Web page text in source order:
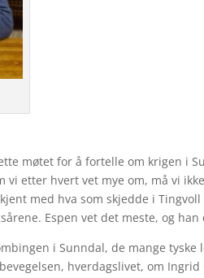
møtet for å fortelle om krigen i
vi etter hvert vet mye om, må vi
med hva som skjedde i
Espen vet det meste, og
i Sunndal, de mange tyske
hverdagslivet, om